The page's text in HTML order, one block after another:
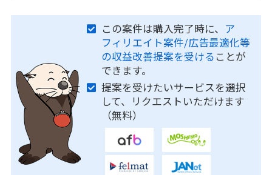
この案件は購入完了時に、 ア
フィリエイト案件/広告最適化等
の収益改善提案を受ける ことが
できます。
提案を受けたいサービスを選択
して、リクエストいただけます
（無料）